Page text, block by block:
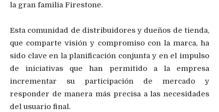
la gran familia Firestone.
Esta comunidad de distribuidores y dueños de tienda,
que comparte visión y compromiso con la marca, ha
sido clave en la planificación conjunta y en el impulso
de iniciativas que han permitido a la empresa
incrementar su participación de mercado y
responder de manera más precisa a las necesidades
del usuario final.